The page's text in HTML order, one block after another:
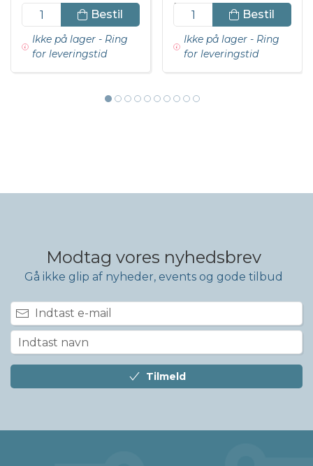
Bestil
Ikke på lager - Ring
for leveringstid
DKK 621,98 inkl. moms
Bestil
Ikke på lager - Ring
for leveringstid
Modtag vores nyhedsbrev
Gå ikke glip af nyheder, events og gode tilbud
Tilmeld